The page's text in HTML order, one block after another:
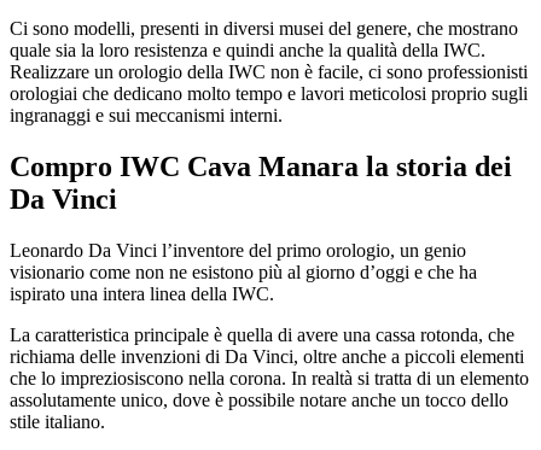
Ci sono modelli, presenti in diversi musei del genere, che mostrano
quale sia la loro resistenza e quindi anche la qualità della IWC.
Realizzare un orologio della IWC non è facile, ci sono professionisti
orologiai che dedicano molto tempo e lavori meticolosi proprio sugli
ingranaggi e sui meccanismi interni.
Compro IWC Cava Manara la storia dei
Da Vinci
Leonardo Da Vinci l’inventore del primo orologio, un genio
visionario come non ne esistono più al giorno d’oggi e che ha
ispirato una intera linea della IWC.
La caratteristica principale è quella di avere una cassa rotonda, che
richiama delle invenzioni di Da Vinci, oltre anche a piccoli elementi
che lo impreziosiscono nella corona. In realtà si tratta di un elemento
assolutamente unico, dove è possibile notare anche un tocco dello
stile italiano.